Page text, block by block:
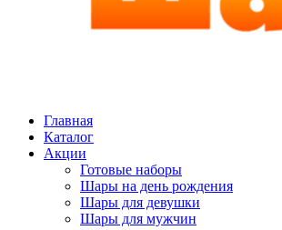
Главная
Каталог
Акции
Готовые наборы
Шары на день рождения
Шары для девушки
Шары для мужчин